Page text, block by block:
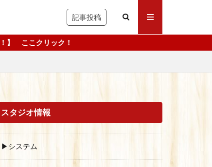
記事投稿
スタジオ情報
▶システム